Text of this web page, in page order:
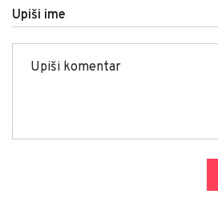
Upiši ime